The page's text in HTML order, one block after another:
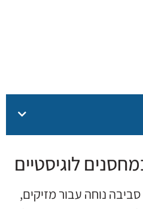
לוגיסטיים
סביבה נוחה עבור מזיקים,